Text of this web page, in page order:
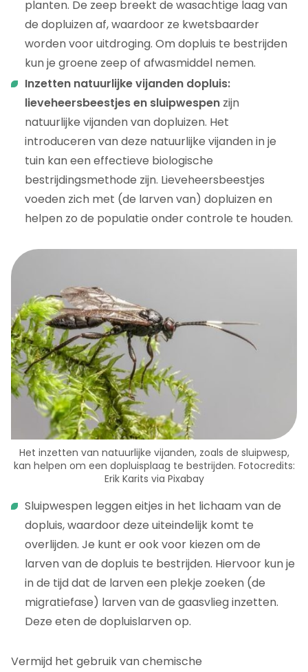
planten. De zeep breekt de wasachtige laag van
de dopluizen af, waardoor ze kwetsbaarder
worden voor uitdroging. Om dopluis te bestrijden
kun je groene zeep of afwasmiddel nemen.
Inzetten natuurlijke vijanden dopluis:
lieveheersbeestjes en sluipwespen zijn
natuurlijke vijanden van dopluizen. Het
introduceren van deze natuurlijke vijanden in je
tuin kan een effectieve biologische
bestrijdingsmethode zijn. Lieveheersbeestjes
voeden zich met (de larven van) dopluizen en
helpen zo de populatie onder controle te houden.
Het inzetten van natuurlijke vijanden, zoals de sluipwesp,
kan helpen om een dopluisplaag te bestrijden. Fotocredits:
Erik Karits via Pixabay
Sluipwespen leggen eitjes in het lichaam van de
dopluis, waardoor deze uiteindelijk komt te
overlijden. Je kunt er ook voor kiezen om de
larven van de dopluis te bestrijden. Hiervoor kun je
in de tijd dat de larven een plekje zoeken (de
migratiefase) larven van de gaasvlieg inzetten.
Deze eten de dopluislarven op.
Vermijd het gebruik van chemische